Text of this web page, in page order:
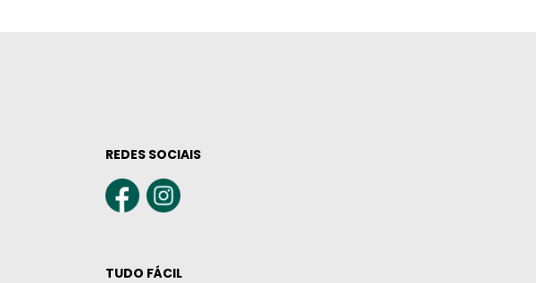
REDES SOCIAIS
TUDO FÁCIL